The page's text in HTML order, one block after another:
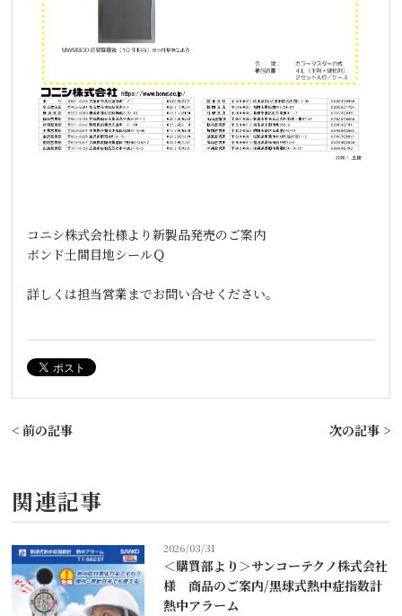
コニシ株式会社様より新製品発売のご案内
ボンド土間目地シールＱ
詳しくは担当営業までお問い合せください。
< 前の記事 次の記事 >
関連記事
2026/03/31
＜購買部より＞サンコーテクノ株式会社
様 商品のご案内/黒球式熱中症指数計
熱中アラーム